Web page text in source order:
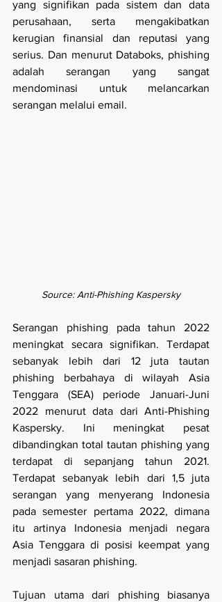
yang signifikan pada sistem dan data
perusahaan, serta mengakibatkan
kerugian finansial dan reputasi yang
serius. Dan menurut Databoks, phishing
adalah serangan yang sangat
mendominasi untuk melancarkan
serangan melalui email.
Source: Anti-Phishing Kaspersky
Serangan phishing pada tahun 2022
meningkat secara signifikan. Terdapat
sebanyak lebih dari 12 juta tautan
phishing berbahaya di wilayah Asia
Tenggara (SEA) periode Januari-Juni
2022 menurut data dari Anti-Phishing
Kaspersky. Ini meningkat pesat
dibandingkan total tautan phishing yang
terdapat di sepanjang tahun 2021.
Terdapat sebanyak lebih dari 1,5 juta
serangan yang menyerang Indonesia
pada semester pertama 2022, dimana
itu artinya Indonesia menjadi negara
Asia Tenggara di posisi keempat yang
menjadi sasaran phishing.
Tujuan utama dari phishing biasanya